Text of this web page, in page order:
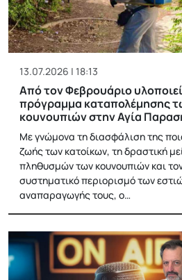
13.07.2026 | 18:13
Από τον Φεβρουάριο
πρόγραμμα καταπολέμησης
κουνουπιών στην Αγία
Με γνώμονα τη διασφάλιση της
ζωής των κατοίκων, τη δραστική
πληθυσμών των κουνουπιών και
συστηματικό περιορισμό των
αναπαραγωγής τους, ο…